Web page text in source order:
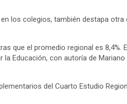
los colegios, también destapa
que el promedio regional es
Educación, con autoría de
del Cuarto Estudio